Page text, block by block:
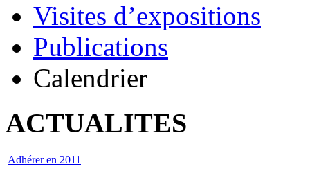
Visites d’expositions
Publications
Calendrier
ACTUALITES
Adhérer en 2011